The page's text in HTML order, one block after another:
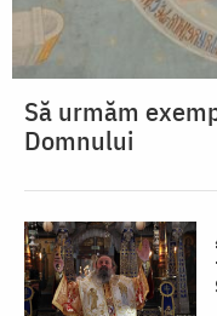
Să urmăm
Domnului